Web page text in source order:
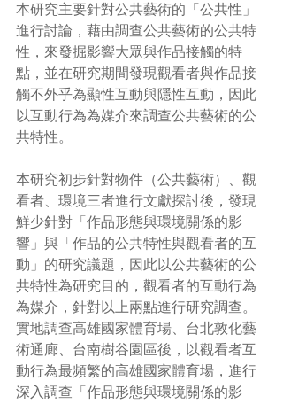
本研究主要針對公共藝術的「公共性」
進行討論，藉由調查公共藝術的公共特
性，來發掘影響大眾與作品接觸的特
點，並在研究期間發現觀看者與作品接
觸不外乎為顯性互動與隱性互動，因此
以互動行為為媒介來調查公共藝術的公
共特性。
本研究初步針對物件（公共藝術）、觀
看者、環境三者進行文獻探討後，發現
鮮少針對「作品形態與環境關係的影
響」與「作品的公共特性與觀看者的互
動」的研究議題，因此以公共藝術的公
共特性為研究目的，觀看者的互動行為
為媒介，針對以上兩點進行研究調查。
實地調查高雄國家體育場、台北敦化藝
術通廊、台南樹谷園區後，以觀看者互
動行為最頻繁的高雄國家體育場，進行
深入調查「作品形態與環境關係的影